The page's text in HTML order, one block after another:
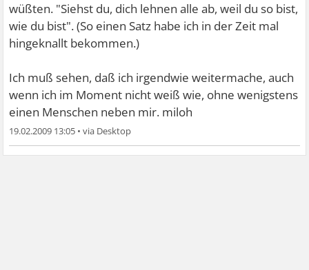
wüßten. "Siehst du, dich lehnen alle ab, weil du so bist,
wie du bist". (So einen Satz habe ich in der Zeit mal
hingeknallt bekommen.)
Ich muß sehen, daß ich irgendwie weitermache, auch
wenn ich im Moment nicht weiß wie, ohne wenigstens
einen Menschen neben mir. miloh
19.02.2009 13:05 •